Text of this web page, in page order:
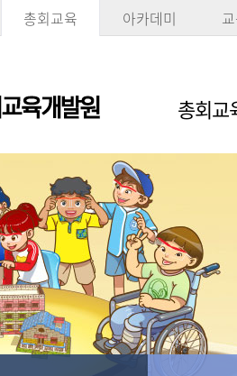
총회교육 아카데미
총회교